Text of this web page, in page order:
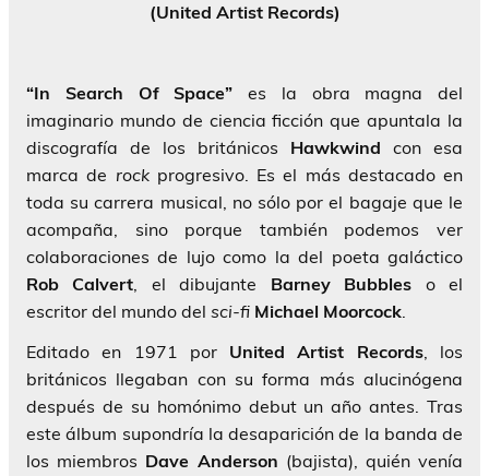
(United Artist Records)
“In Search Of Space” es la obra magna del
imaginario mundo de ciencia ficción que apuntala la
discografía de los británicos Hawkwind con esa
marca de rockprogresivo. Es el más destacado en
toda su carrera musical, no sólo por el bagaje que le
acompaña, sino porque también podemos ver
colaboraciones de lujo como la del poeta galáctico
Rob Calvert, el dibujante Barney Bubbles o el
escritor del mundo del sci-fi Michael Moorcock.
Editado en 1971 por United Artist Records, los
británicos llegaban con su forma más alucinógena
después de su homónimo debut un año antes. Tras
este álbum supondría la desaparición de la banda de
los miembros Dave Anderson (bajista), quién venía